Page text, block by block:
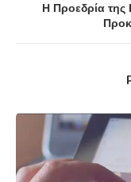
Η Προεδρία